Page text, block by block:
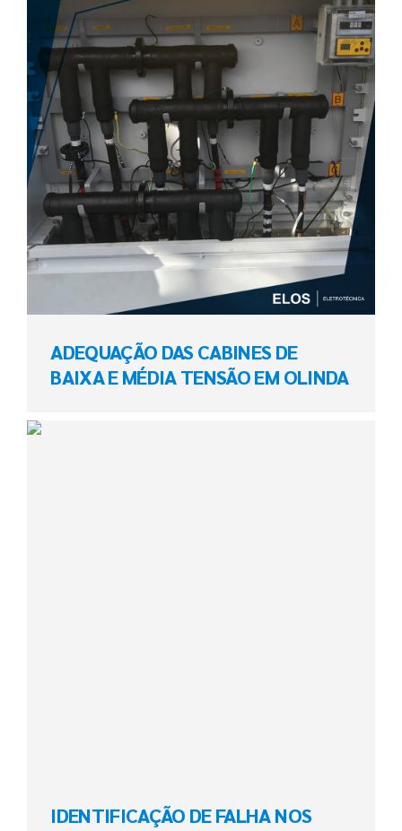
ADEQUAÇÃO DAS CABINES DE
BAIXA E MÉDIA TENSÃO EM OLINDA
IDENTIFICAÇÃO DE FALHA NOS